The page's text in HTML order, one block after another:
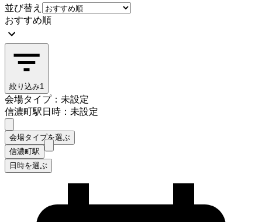
並び替え
おすすめ順
絞り込み1
会場タイプ：未設定
信濃町駅日時：未設定
会場タイプを選ぶ
信濃町駅
日時を選ぶ